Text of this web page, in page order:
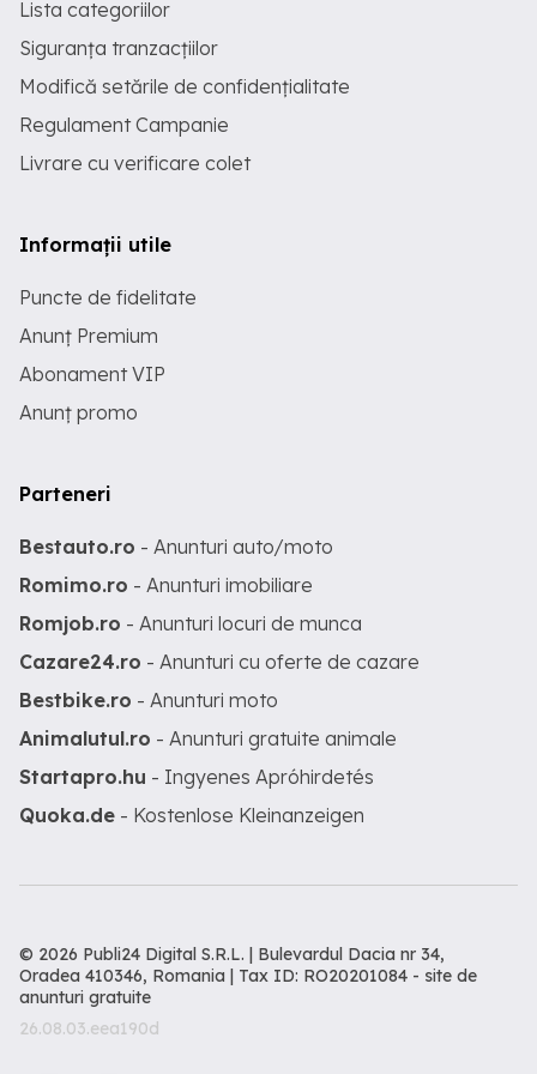
Lista categoriilor
Siguranța tranzacțiilor
Modifică setările de confidențialitate
Regulament Campanie
Livrare cu verificare colet
Informații utile
Puncte de fidelitate
Anunț Premium
Abonament VIP
Anunț promo
Parteneri
Bestauto.ro - Anunturi auto/moto
Romimo.ro - Anunturi imobiliare
Romjob.ro - Anunturi locuri de munca
Cazare24.ro - Anunturi cu oferte de cazare
Bestbike.ro - Anunturi moto
Animalutul.ro - Anunturi gratuite animale
Startapro.hu - Ingyenes Apróhirdetés
Quoka.de - Kostenlose Kleinanzeigen
© 2026 Publi24 Digital S.R.L. | Bulevardul Dacia nr 34,
Oradea 410346, Romania | Tax ID: RO20201084 - site de
anunturi gratuite
26.08.03.eea190d